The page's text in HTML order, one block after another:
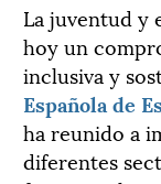
La juventud y
hoy un
inclusiva y
Española de
ha reunido a
diferentes